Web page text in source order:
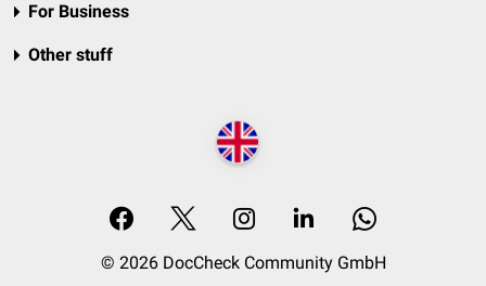
For Business
Other stuff
© 2026 DocCheck Community GmbH